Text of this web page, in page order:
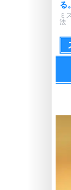
る。
ミ
法